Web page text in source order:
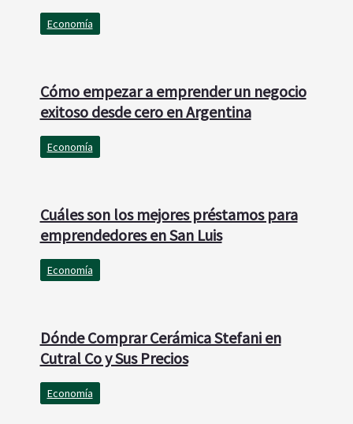
Economía
Cómo empezar a emprender un negocio
exitoso desde cero en Argentina
Economía
Cuáles son los mejores préstamos para
emprendedores en San Luis
Economía
Dónde Comprar Cerámica Stefani en
Cutral Co y Sus Precios
Economía